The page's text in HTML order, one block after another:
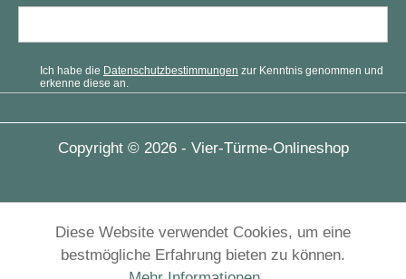
Ich habe die Datenschutzbestimmungen zur Kenntnis genommen und
erkenne diese an.
Copyright © 2026 - Vier-Türme-Onlineshop
Diese Website verwendet Cookies, um eine
bestmögliche Erfahrung bieten zu können.